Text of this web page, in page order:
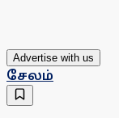
Advertise with us
சேலம்